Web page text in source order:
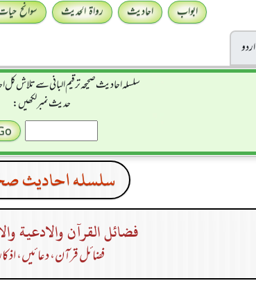
ابواب احادیث رواۃ الحدیث
سوانح
اردو
سلسله احاديث صحيحه ترقیم البانی سے تلاش کل
حدیث نمبر لکھیں:
سلسله احاديث
فضائل القرآن والادعية
فضائل قرآن، دعا ئیں،